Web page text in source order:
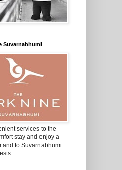
Suvarnabhumi
services to the
stay and enjoy a
and to Suvarnabhumi